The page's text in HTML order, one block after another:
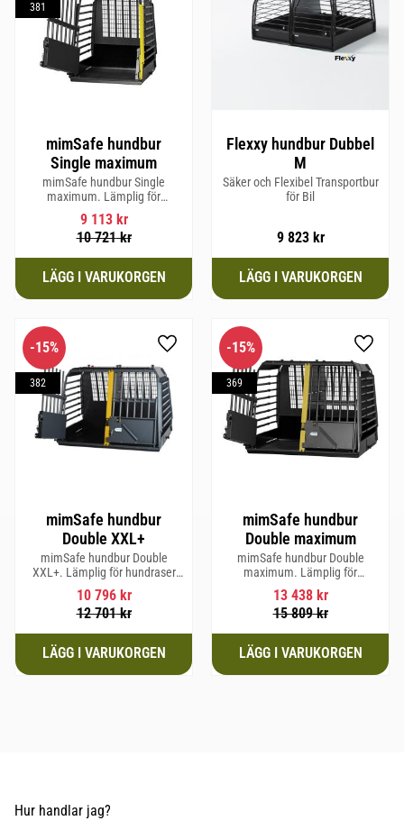
mimSafe hundbur
Single maximum
mimSafe hundbur Single
maximum. Lämplig för
hundraser upp till 77 cm i
mankhöjd.
9 113kr
10 721kr
381
Flexxy hundbur Dubbel
M
Säker och Flexibel Transportbur
för Bil
9 823kr
mimSafe hundbur
Double XXL+
mimSafe hundbur Double
XXL+. Lämplig för hundraser
upp till 71 cm i mankhöjd.
10 796kr
12 701kr
15%
382
Lägg till i favoriter
mimSafe hundbur
Double maximum
mimSafe hundbur Double
maximum. Lämplig för
hundraser upp till 77 cm i
mankhöjd.
13 438kr
15 809kr
15%
369
Lägg
Hur handlar jag?